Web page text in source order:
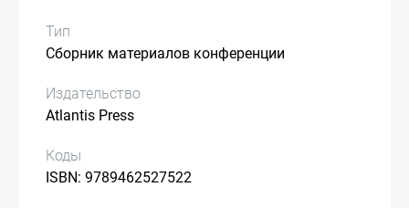
Тип
Сборник материалов конференции
Издательство
Atlantis Press
Коды
ISBN: 9789462527522